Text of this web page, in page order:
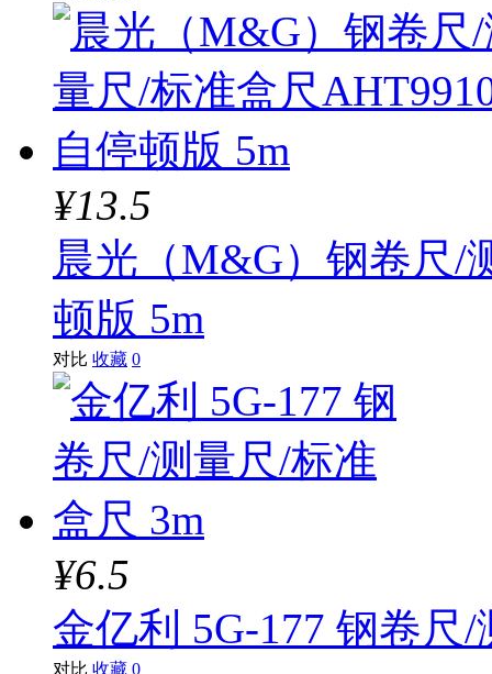
¥13.5
晨光（M&G）钢卷尺/
顿版 5m
对比 收藏 0
¥6.5
金亿利 5G-177 钢卷尺
对比 收藏 0